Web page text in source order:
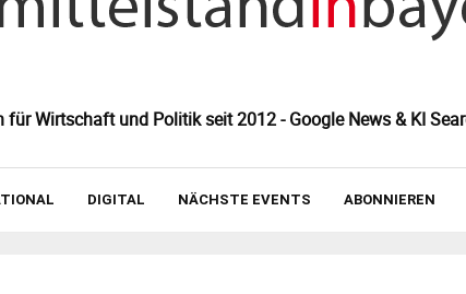
für Wirtschaft und Politik seit 2012 - Google News & KI
DIGITAL NÄCHSTE EVENTS ABONNIEREN